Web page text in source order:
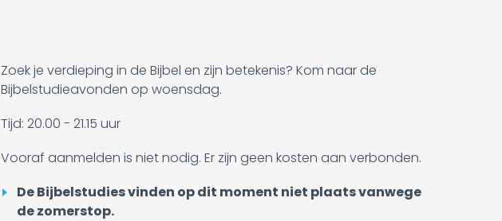
Zoek je verdieping in de Bijbel en zijn betekenis? Kom naar de
Bijbelstudieavonden op woensdag.
Tijd: 20.00 - 21.15 uur
Vooraf aanmelden is niet nodig. Er zijn geen kosten aan verbonden.
De Bijbelstudies vinden op dit moment niet plaats vanwege
de zomerstop.